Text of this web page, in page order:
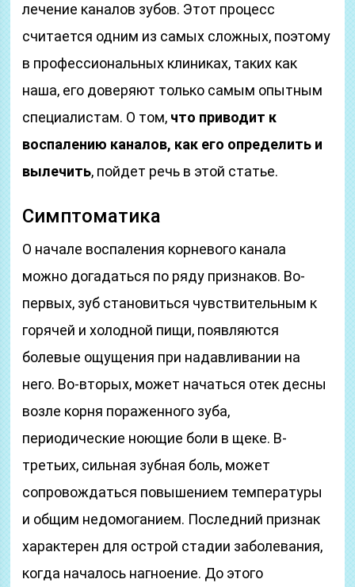
лечение каналов зубов. Этот процесс
считается одним из самых сложных, поэтому
в профессиональных клиниках, таких как
наша, его доверяют только самым опытным
специалистам. О том, что приводит к
воспалению каналов, как его определить и
вылечить, пойдет речь в этой статье.
Симптоматика
О начале воспаления корневого канала
можно догадаться по ряду признаков. Во-
первых, зуб становиться чувствительным к
горячей и холодной пищи, появляются
болевые ощущения при надавливании на
него. Во-вторых, может начаться отек десны
возле корня пораженного зуба,
периодические ноющие боли в щеке. В-
третьих, сильная зубная боль, может
сопровождаться повышением температуры
и общим недомоганием. Последний признак
характерен для острой стадии заболевания,
когда началось нагноение. До этого